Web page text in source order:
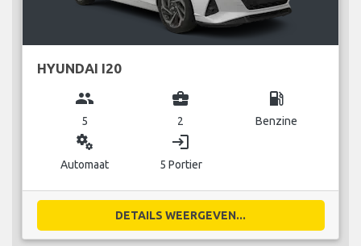
HYUNDAI I20
group
5
business_center
2
local_gas_station
Benzine
miscellaneous_services
Automaat
login
5 Portier
DETAILS WEERGEVEN...